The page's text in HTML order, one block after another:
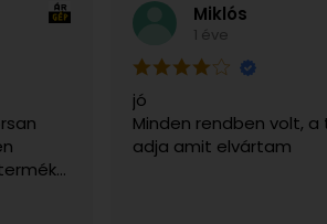
Miklós
1 éve
jó
Minden rendben volt,
adja amit elvártam